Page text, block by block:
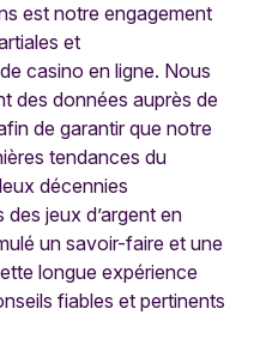
est notre engagement
et
casino en ligne. Nous
des données auprès de
de garantir que notre
tendances du
décennies
des jeux d’argent en
un savoir-faire et une
longue expérience
fiables et pertinents